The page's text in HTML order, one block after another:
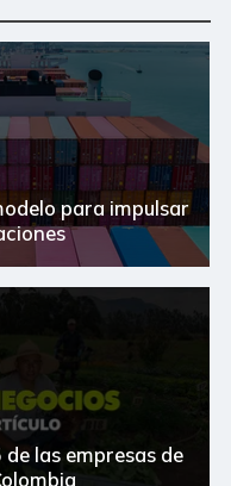
para impulsar
las empresas de